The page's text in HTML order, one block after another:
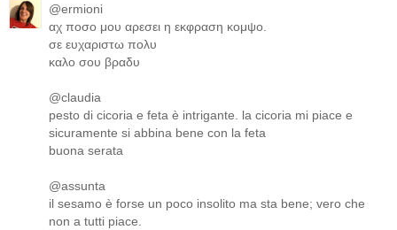
@ermioni
αχ ποσο μου αρεσει η εκφραση κομψο.
σε ευχαριστω πολυ
καλο σου βραδυ
@claudia
pesto di cicoria e feta è intrigante. la cicoria mi piace e
sicuramente si abbina bene con la feta
buona serata
@assunta
il sesamo è forse un poco insolito ma sta bene; vero che
non a tutti piace.